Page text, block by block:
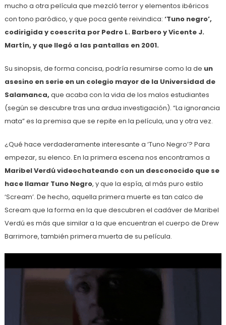
mucho a otra película que mezcló terror y elementos ibéricos
con tono paródico, y que poca gente reivindica: ‘Tuno negro’,
codirigida y coescrita por Pedro L. Barbero y Vicente J.
Martín, y que llegó a las pantallas en 2001.
Su sinopsis, de forma concisa, podría resumirse como la de un
asesino en serie en un colegio mayor de la Universidad de
Salamanca, que acaba con la vida de los malos estudiantes
(según se descubre tras una ardua investigación). “La ignorancia
mata” es la premisa que se repite en la película, una y otra vez.
¿Qué hace verdaderamente interesante a ‘Tuno Negro’? Para
empezar, su elenco. En la primera escena nos encontramos a
Maribel Verdú videochateando con un desconocido que se
hace llamar Tuno Negro, y que la espía, al más puro estilo
‘Scream’. De hecho, aquella primera muerte es tan calco de
Scream que la forma en la que descubren el cadáver de Maribel
Verdú es más que similar a la que encuentran el cuerpo de Drew
Barrimore, también primera muerta de su película.